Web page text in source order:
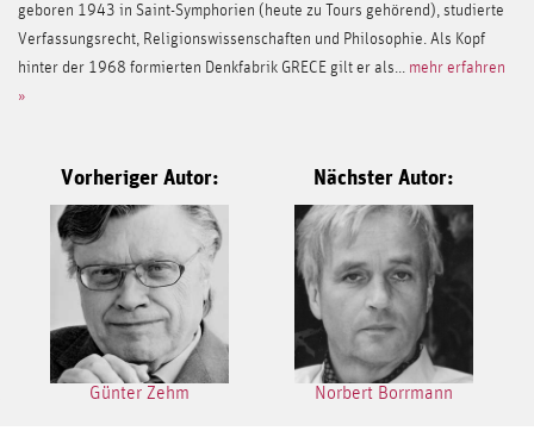
geboren 1943 in Saint-Symphorien (heute zu Tours gehörend), studierte
Verfassungsrecht, Religionswissenschaften und Philosophie. Als Kopf
hinter der 1968 formierten Denkfabrik GRECE gilt er als... mehr erfahren
»
Vorheriger Autor:
Günter Zehm
Nächster Autor:
Norbert Borrmann